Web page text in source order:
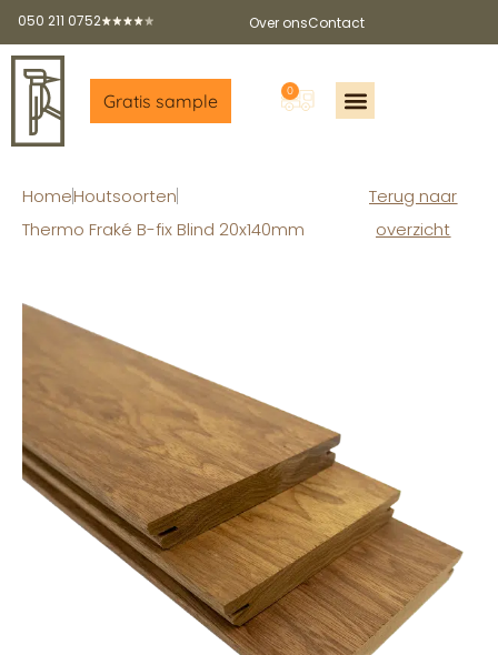
050 211 0752 Over onsContact
Gratis sample 0
HomeHoutsoorten
Thermo Fraké B-fix Blind 20x140mm
Terug naar
overzicht